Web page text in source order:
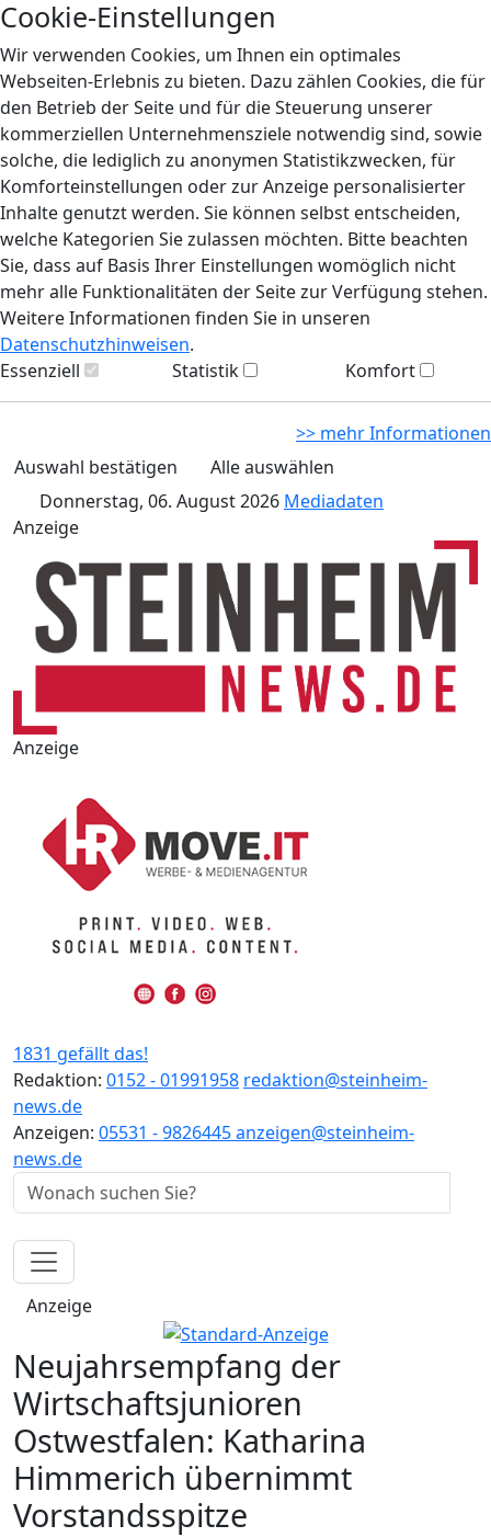
Cookie-Einstellungen
Wir verwenden Cookies, um Ihnen ein optimales
Webseiten-Erlebnis zu bieten. Dazu zählen Cookies, die für
den Betrieb der Seite und für die Steuerung unserer
kommerziellen Unternehmensziele notwendig sind, sowie
solche, die lediglich zu anonymen Statistikzwecken, für
Komforteinstellungen oder zur Anzeige personalisierter
Inhalte genutzt werden. Sie können selbst entscheiden,
welche Kategorien Sie zulassen möchten. Bitte beachten
Sie, dass auf Basis Ihrer Einstellungen womöglich nicht
mehr alle Funktionalitäten der Seite zur Verfügung stehen.
Weitere Informationen finden Sie in unseren
Datenschutzhinweisen.
Essenziell
Statistik Komfort
>> mehr Informationen
Auswahl bestätigen
Alle auswählen
Donnerstag, 06. August 2026 Mediadaten
Anzeige
Anzeige
1831 gefällt das!
Redaktion: 0152 - 01991958 redaktion@steinheim-
news.de
Anzeigen: 05531 - 9826445anzeigen@steinheim-
news.de
Anzeige
Neujahrsempfang der
Wirtschaftsjunioren
Ostwestfalen: Katharina
Himmerich übernimmt
Vorstandsspitze